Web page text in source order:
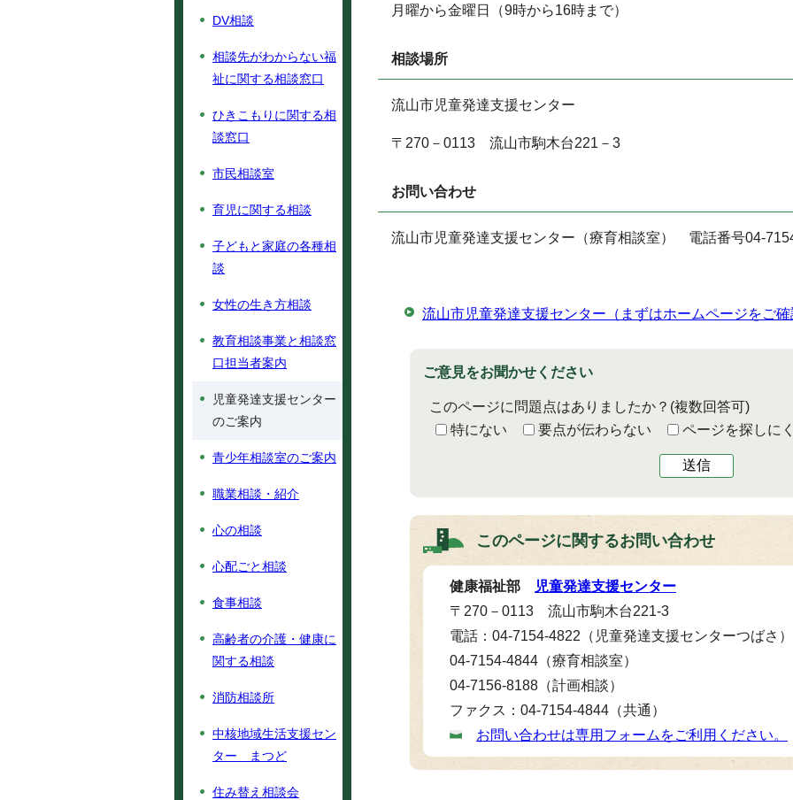
月曜から金曜日（9時から16時まで）
相談場所
流山市児童発達支援センター
〒270－0113 流山市駒木台221－3
お問い合わせ
流山市児童発達支援センター（療育相談室） 電話番号04-
流山市児童発達支援センター（まずはホームページをご
ご意見をお聞かせください
このページに問題点はありましたか？ (複数回答可)
特にない
要点が伝わらない ページを探しに
送信
このページに関するお問い合わせ
健康福祉部
児童発達支援センター
〒270－0113 流山市駒木台221-3
電話：04-7154-4822（児童発達支援センターつば
04-7154-4844（療育相談室）
04-7156-8188（計画相談）
ファクス：04-7154-4844（共通）
お問い合わせは専用フォームをご利用ください。
DV相談
相談先がわからない福
祉に関する相談窓口
ひきこもりに関する相
談窓口
市民相談室
育児に関する相談
子どもと家庭の各種相
談
女性の生き方相談
教育相談事業と相談窓
口担当者案内
児童発達支援センター
のご案内
青少年相談室のご案内
職業相談・紹介
心の相談
心配ごと相談
食事相談
高齢者の介護・健康に
関する相談
消防相談所
中核地域生活支援セン
ター まつど
住み替え相談会